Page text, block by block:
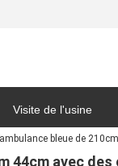
Visite de l'usine
Carte du
bleue de
44cm avec